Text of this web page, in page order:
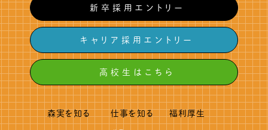
新卒採用エントリー
キャリア採用エントリー
高校生はこちら
森実を知る 仕事を知る 福利厚生